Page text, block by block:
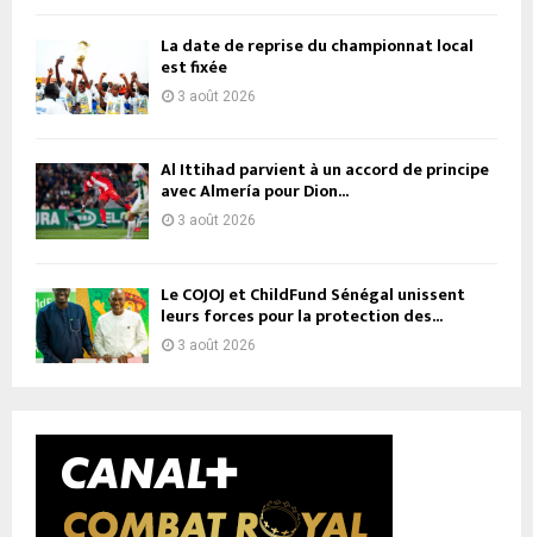
La date de reprise du championnat local
est fixée
3 août 2026
Al Ittihad parvient à un accord de principe
avec Almería pour Dion...
3 août 2026
Le COJOJ et ChildFund Sénégal unissent
leurs forces pour la protection des...
3 août 2026